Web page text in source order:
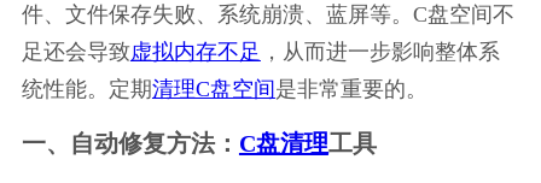
件、文件保存失败、系统崩溃、蓝屏等。C盘空间不
足还会导致虚拟内存不足 ，从而进一步影响整体系
统性能。定期清理C盘空间是非常重要的。
一、自动修复方法： C盘清理工具